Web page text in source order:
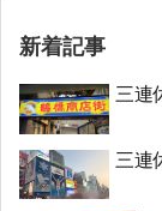
新着記事
三連
三連